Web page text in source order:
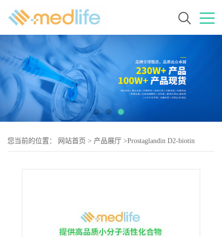
您当前的位置： 网站首页 > 产品展厅 >Prostaglandin D2-biotin